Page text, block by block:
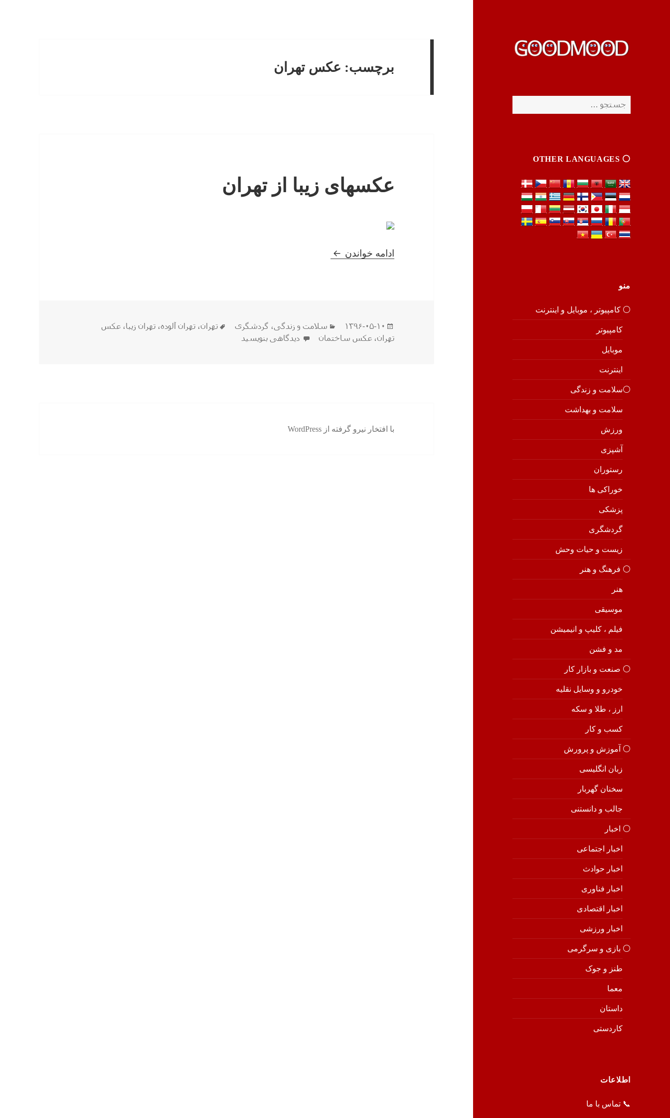
برای:
⚪️ OTHER LANGUAGES
منو
⚪️ کامپیوتر ، موبایل و اینترنت
کامپیوتر
موبایل
اینترنت
⚪️سلامت و زندگی
سلامت و بهداشت
ورزش
آشپزی
رستوران
خوراکی ها
پزشکی
گردشگری
زیست و حیات وحش
⚪️ فرهنگ و هنر
هنر
موسیقی
فیلم ، کلیپ و انیمیشن
مد و فشن
⚪️ صنعت و بازار کار
خودرو و وسایل نقلیه
ارز ، طلا و سکه
کسب و کار
⚪️ آموزش و پرورش
زبان انگلیسی
سخنان گهربار
جالب و دانستنی
⚪️ اخبار
اخبار اجتماعی
اخبار حوادث
اخبار فناوری
اخبار اقتصادی
اخبار ورزشی
⚪️ بازی و سرگرمی
طنز و جوک
معما
داستان
کاردستی
اطلاعات
📞 تماس با ما
برچسب: عکس تهران
عکسهای زیبا از تهران
ادامه خواندن عکسهای زیبا از تهران
ارسال
شده
۱۳۹۶-۰۵-۱۰ دسته‌ها
سلامت و زندگی، گردشگری برچسب‌ها
تهران،تهران آلوده،تهران زیبا،عکس
تهران،عکس ساختمان برای عکسهای زیبا از تهران
دیدگاهی بنویسید
با افتخار نیرو گرفته از WordPress